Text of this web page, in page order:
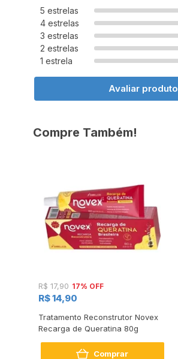
5 estrelas
4 estrelas
3 estrelas
2 estrelas
1 estrela
Avaliar produto
Compre Também!
R$ 17,90 17% OFF
R$ 14,90
Tratamento Reconstrutor Novex
Recarga de Queratina 80g
Comprar